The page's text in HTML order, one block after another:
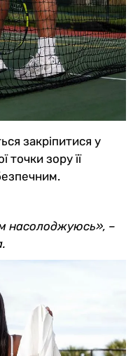
закріпитися у
точки зору її
насолоджуюсь», –